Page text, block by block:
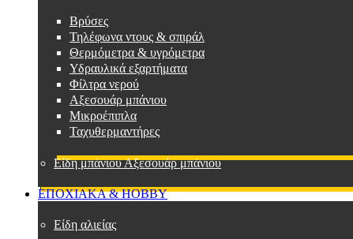
Βρύσες
Τηλέφωνα ντους & σπιράλ
Θερμόμετρα & υγρόμετρα
Υδραυλικά εξαρτήματα
Φίλτρα νερού
Αξεσουάρ μπάνιου
Μικροέπιπλα
Ταχυθερμαντήρες
Είδη μπάνιου Αξεσουάρ μπάνιου
ΕΠΟΧΙΑΚΑ & HOBBY
Είδη αλιείας